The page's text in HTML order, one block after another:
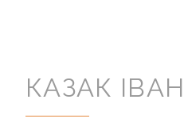
КАЗАК ІВАН